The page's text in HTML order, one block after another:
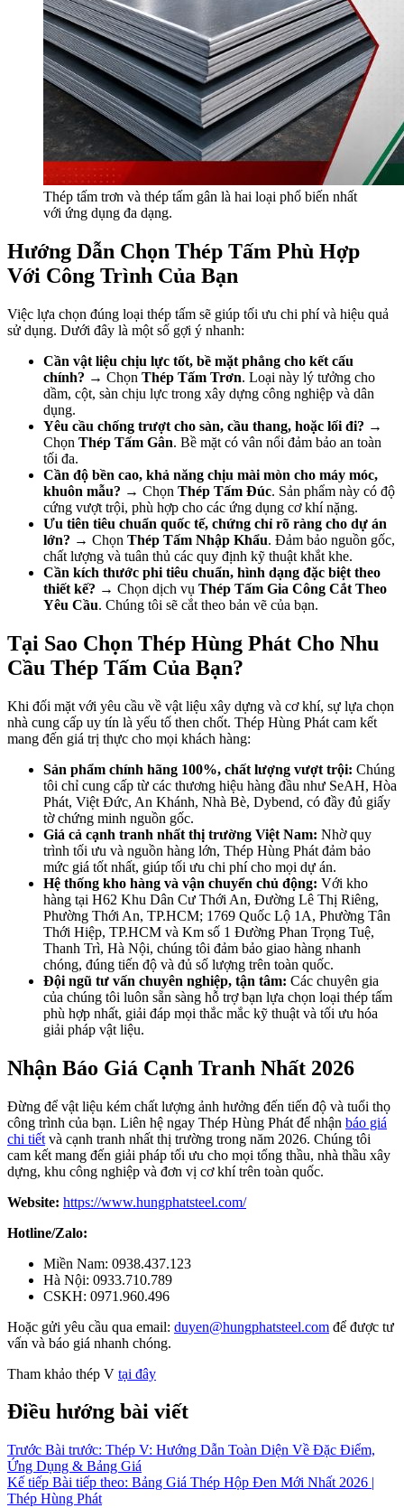
Thép tấm trơn và thép tấm gân là hai loại phổ biến nhất
với ứng dụng đa dạng.
Hướng Dẫn Chọn Thép Tấm Phù Hợp
Với Công Trình Của Bạn
Việc lựa chọn đúng loại thép tấm sẽ giúp tối ưu chi phí và hiệu quả
sử dụng. Dưới đây là một số gợi ý nhanh:
Cần vật liệu chịu lực tốt, bề mặt phẳng cho kết cấu
chính? → Chọn Thép Tấm Trơn. Loại này lý tưởng cho
dầm, cột, sàn chịu lực trong xây dựng công nghiệp và dân
dụng.
Yêu cầu chống trượt cho sàn, cầu thang, hoặc lối đi? →
Chọn Thép Tấm Gân. Bề mặt có vân nổi đảm bảo an toàn
tối đa.
Cần độ bền cao, khả năng chịu mài mòn cho máy móc,
khuôn mẫu? → Chọn Thép Tấm Đúc. Sản phẩm này có độ
cứng vượt trội, phù hợp cho các ứng dụng cơ khí nặng.
Ưu tiên tiêu chuẩn quốc tế, chứng chỉ rõ ràng cho dự án
lớn? → Chọn Thép Tấm Nhập Khẩu. Đảm bảo nguồn gốc,
chất lượng và tuân thủ các quy định kỹ thuật khắt khe.
Cần kích thước phi tiêu chuẩn, hình dạng đặc biệt theo
thiết kế? → Chọn dịch vụ Thép Tấm Gia Công Cắt Theo
Yêu Cầu. Chúng tôi sẽ cắt theo bản vẽ của bạn.
Tại Sao Chọn Thép Hùng Phát Cho Nhu
Cầu Thép Tấm Của Bạn?
Khi đối mặt với yêu cầu về vật liệu xây dựng và cơ khí, sự lựa chọn
nhà cung cấp uy tín là yếu tố then chốt. Thép Hùng Phát cam kết
mang đến giá trị thực cho mọi khách hàng:
Sản phẩm chính hãng 100%, chất lượng vượt trội: Chúng
tôi chỉ cung cấp từ các thương hiệu hàng đầu như SeAH, Hòa
Phát, Việt Đức, An Khánh, Nhà Bè, Dybend, có đầy đủ giấy
tờ chứng minh nguồn gốc.
Giá cả cạnh tranh nhất thị trường Việt Nam: Nhờ quy
trình tối ưu và nguồn hàng lớn, Thép Hùng Phát đảm bảo
mức giá tốt nhất, giúp tối ưu chi phí cho mọi dự án.
Hệ thống kho hàng và vận chuyển chủ động: Với kho
hàng tại H62 Khu Dân Cư Thới An, Đường Lê Thị Riêng,
Phường Thới An, TP.HCM; 1769 Quốc Lộ 1A, Phường Tân
Thới Hiệp, TP.HCM và Km số 1 Đường Phan Trọng Tuệ,
Thanh Trì, Hà Nội, chúng tôi đảm bảo giao hàng nhanh
chóng, đúng tiến độ và đủ số lượng trên toàn quốc.
Đội ngũ tư vấn chuyên nghiệp, tận tâm: Các chuyên gia
của chúng tôi luôn sẵn sàng hỗ trợ bạn lựa chọn loại thép tấm
phù hợp nhất, giải đáp mọi thắc mắc kỹ thuật và tối ưu hóa
giải pháp vật liệu.
Nhận Báo Giá Cạnh Tranh Nhất 2026
Đừng để vật liệu kém chất lượng ảnh hưởng đến tiến độ và tuổi thọ
công trình của bạn. Liên hệ ngay Thép Hùng Phát để nhận báo giá
chi tiết và cạnh tranh nhất thị trường trong năm 2026. Chúng tôi
cam kết mang đến giải pháp tối ưu cho mọi tổng thầu, nhà thầu xây
dựng, khu công nghiệp và đơn vị cơ khí trên toàn quốc.
Website: https://www.hungphatsteel.com/
Hotline/Zalo:
Miền Nam: 0938.437.123
Hà Nội: 0933.710.789
CSKH: 0971.960.496
Hoặc gửi yêu cầu qua email: duyen@hungphatsteel.com để được tư
vấn và báo giá nhanh chóng.
Tham khảo thép V tại đây
Điều hướng bài viết
Trước Bài trước: Thép V: Hướng Dẫn Toàn Diện Về Đặc Điểm,
Ứng Dụng & Bảng Giá
Kế tiếp Bài tiếp theo: Bảng Giá Thép Hộp Đen Mới Nhất 2026 |
Thép Hùng Phát